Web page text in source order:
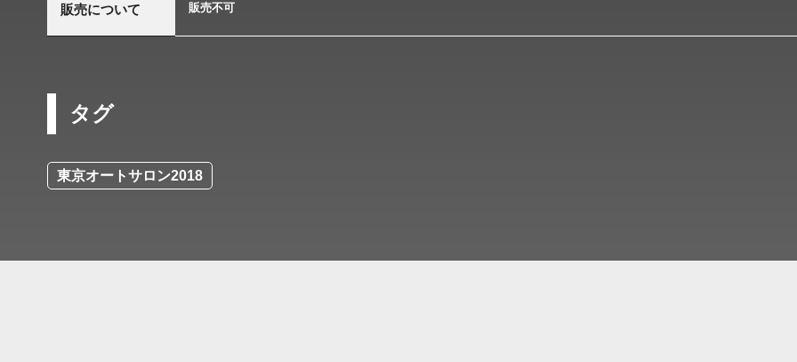
販売について 販売不可
タグ
東京オートサロン2018